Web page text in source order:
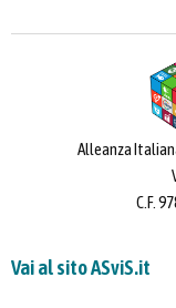
Alleanza
C.F.
Vai al sito ASviS.it